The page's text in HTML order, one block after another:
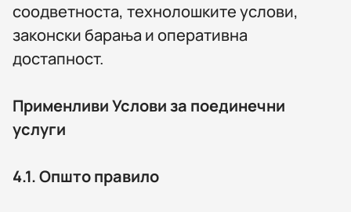
соодветноста, технолошките услови,
законски барања и оперативна
достапност.
Применливи Услови за поединечни
услуги
4.1.Општо правило